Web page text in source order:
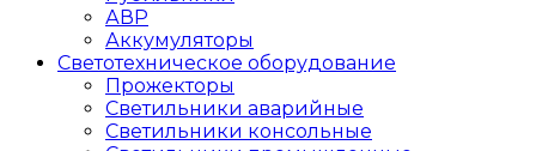
АВР
Аккумуляторы
Светотехническое оборудование
Прожекторы
Светильники аварийные
Светильники консольные